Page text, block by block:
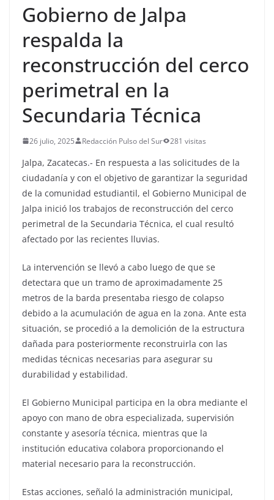
Gobierno de Jalpa
respalda la
reconstrucción del cerco
perimetral en la
Secundaria Técnica
26 julio, 2025 Redacción Pulso del Sur 281 visitas
Jalpa, Zacatecas.- En respuesta a las solicitudes de la
ciudadanía y con el objetivo de garantizar la seguridad
de la comunidad estudiantil, el Gobierno Municipal de
Jalpa inició los trabajos de reconstrucción del cerco
perimetral de la Secundaria Técnica, el cual resultó
afectado por las recientes lluvias.
La intervención se llevó a cabo luego de que se
detectara que un tramo de aproximadamente 25
metros de la barda presentaba riesgo de colapso
debido a la acumulación de agua en la zona. Ante esta
situación, se procedió a la demolición de la estructura
dañada para posteriormente reconstruirla con las
medidas técnicas necesarias para asegurar su
durabilidad y estabilidad.
El Gobierno Municipal participa en la obra mediante el
apoyo con mano de obra especializada, supervisión
constante y asesoría técnica, mientras que la
institución educativa colabora proporcionando el
material necesario para la reconstrucción.
Estas acciones, señaló la administración municipal,